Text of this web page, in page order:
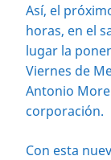
Así, el
horas, en el
lugar la
Viernes de
Antonio
corporación.
Con esta